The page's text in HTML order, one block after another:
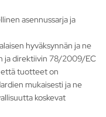
asennussarja ja
hyväksynnän ja ne
ja direktiivin 78/2009/EC
että tuotteet on
mukaisesti ja ne
koskevat